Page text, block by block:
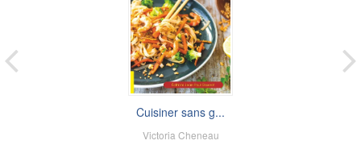
Cuisiner sans g...
Victoria Cheneau